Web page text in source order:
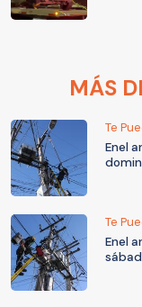
MÁS
Te
Enel
Te
Enel